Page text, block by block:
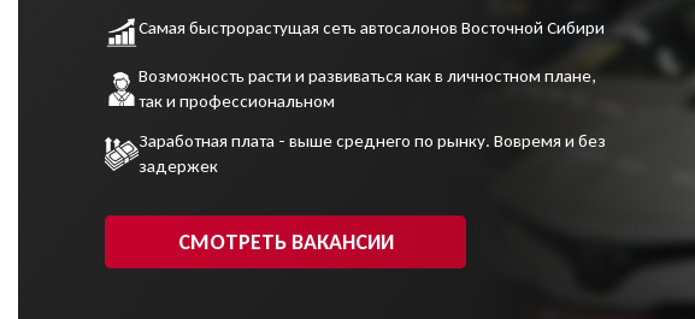
Самая быстрорастущая сеть автосалонов Восточной Сибири
Возможность расти и развиваться как в личностном плане,
так и профессиональном
Заработная плата - выше среднего по рынку. Вовремя и без
задержек
СМОТРЕТЬ ВАКАНСИИ